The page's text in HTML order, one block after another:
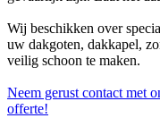
Wij beschikken over
uw dakgoten, dakkapel,
veilig schoon te maken.
Neem gerust contact met
offerte!